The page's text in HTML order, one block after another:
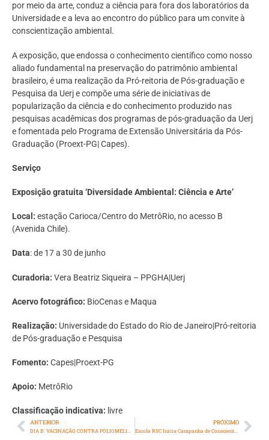
por meio da arte, conduz a ciência para fora dos laboratórios da
Universidade e a leva ao encontro do público para um convite à
conscientização ambiental.
A exposição, que endossa o conhecimento científico como nosso
aliado fundamental na preservação do patrimônio ambiental
brasileiro, é uma realização da Pró-reitoria de Pós-graduação e
Pesquisa da Uerj e compõe uma série de iniciativas de
popularização da ciência e do conhecimento produzido nas
pesquisas acadêmicas dos programas de pós-graduação da Uerj
e fomentada pelo Programa de Extensão Universitária da Pós-
Graduação (Proext-PG| Capes).
Serviço
Exposição gratuita ‘Diversidade Ambiental: Ciência e Arte’
Local: estação Carioca/Centro do MetrôRio, no acesso B
(Avenida Chile).
Data: de 17 a 30 de junho
Curadoria: Vera Beatriz Siqueira – PPGHA|Uerj
Acervo fotográfico: BioCenas e Maqua
Realização: Universidade do Estado do Rio de Janeiro|Pró-reitoria
de Pós-graduação e Pesquisa
Fomento: Capes|Proext-PG
Apoio: MetrôRio
Classificação indicativa: livre
ANTERIOR
DIA D: VACINAÇÃO CONTRA POLIOMELITE E MULTIVACINAÇÃO
PRÓXIMO
Escola RSC Inicia Campanha de Conscientização sobre TDAH com Estreia de Curta-Metragem no Dia do Cinema